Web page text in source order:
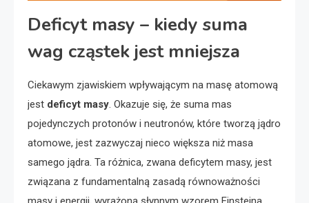
Deficyt masy – kiedy suma
wag cząstek jest mniejsza
Ciekawym zjawiskiem wpływającym na masę atomową
jest deficyt masy. Okazuje się, że suma mas
pojedynczych protonów i neutronów, które tworzą jądro
atomowe, jest zazwyczaj nieco większa niż masa
samego jądra. Ta różnica, zwana deficytem masy, jest
związana z fundamentalną zasadą równoważności